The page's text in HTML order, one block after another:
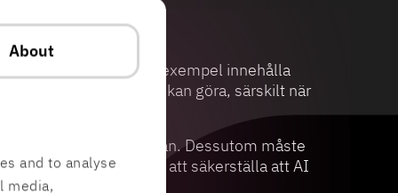
About
and to analyse
media,
En modell kan till exempel innehålla
modell kan och inte kan göra, särskilt när
redan från början. Dessutom måste
integritet och för att säkerställa att AI